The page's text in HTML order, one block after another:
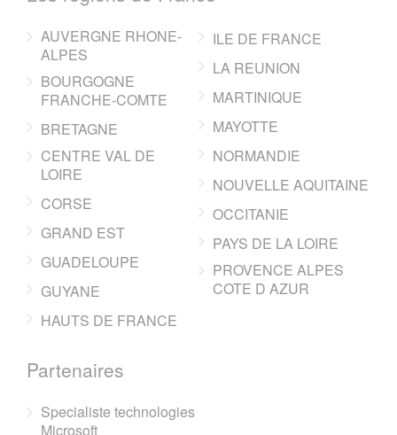
AUVERGNE RHONE-
ALPES
BOURGOGNE
FRANCHE-COMTE
BRETAGNE
CENTRE VAL DE
LOIRE
CORSE
GRAND EST
GUADELOUPE
GUYANE
HAUTS DE FRANCE
ILE DE FRANCE
LA REUNION
MARTINIQUE
MAYOTTE
NORMANDIE
NOUVELLE AQUITAINE
OCCITANIE
PAYS DE LA LOIRE
PROVENCE ALPES
COTE D AZUR
Partenaires
Specialiste technologies
Microsoft